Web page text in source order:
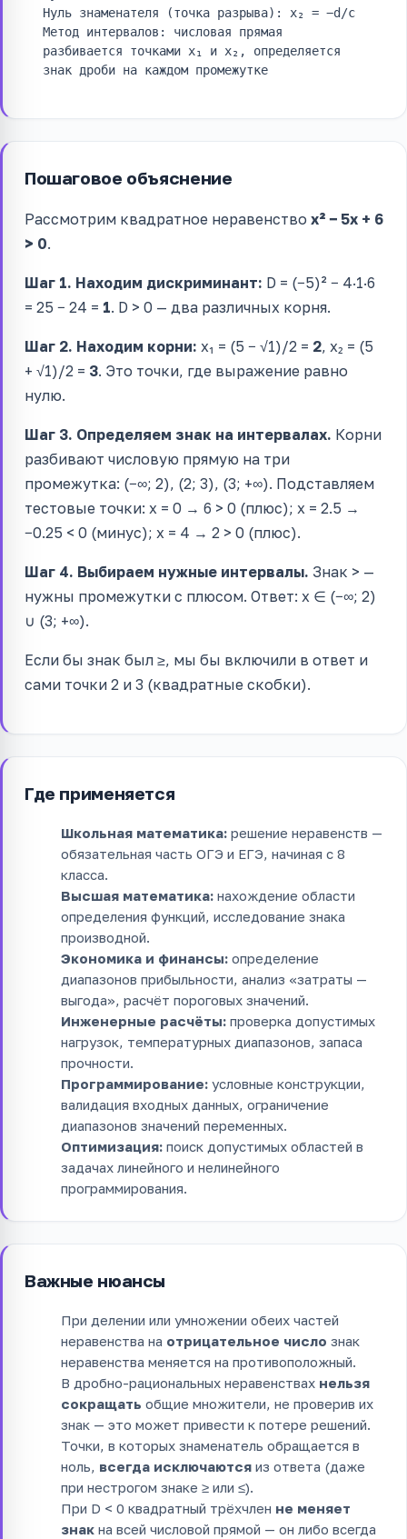
Нуль знаменателя (точка разрыва): x₂ = −d/c
Метод интервалов: числовая прямая
разбивается точками x₁ и x₂, определяется
знак дроби на каждом промежутке
Пошаговое объяснение
Рассмотрим квадратное неравенство x² − 5x + 6
> 0.
Шаг 1. Находим дискриминант: D = (−5)² − 4·1·6
= 25 − 24 = 1. D > 0 — два различных корня.
Шаг 2. Находим корни: x₁ = (5 − √1)/2 = 2, x₂ = (5
+ √1)/2 = 3. Это точки, где выражение равно
нулю.
Шаг 3. Определяем знак на интервалах. Корни
разбивают числовую прямую на три
промежутка: (−∞; 2), (2; 3), (3; +∞). Подставляем
тестовые точки: x = 0 → 6 > 0 (плюс); x = 2.5 →
−0.25 < 0 (минус); x = 4 → 2 > 0 (плюс).
Шаг 4. Выбираем нужные интервалы. Знак > —
нужны промежутки с плюсом. Ответ: x ∈ (−∞; 2)
∪ (3; +∞).
Если бы знак был ≥, мы бы включили в ответ и
сами точки 2 и 3 (квадратные скобки).
Где применяется
Школьная математика: решение неравенств —
обязательная часть ОГЭ и ЕГЭ, начиная с 8
класса.
Высшая математика: нахождение области
определения функций, исследование знака
производной.
Экономика и финансы: определение
диапазонов прибыльности, анализ «затраты —
выгода», расчёт пороговых значений.
Инженерные расчёты: проверка допустимых
нагрузок, температурных диапазонов, запаса
прочности.
Программирование: условные конструкции,
валидация входных данных, ограничение
диапазонов значений переменных.
Оптимизация: поиск допустимых областей в
задачах линейного и нелинейного
программирования.
Важные нюансы
При делении или умножении обеих частей
неравенства на отрицательное число знак
неравенства меняется на противоположный.
В дробно-рациональных неравенствах нельзя
сокращать общие множители, не проверив их
знак — это может привести к потере решений.
Точки, в которых знаменатель обращается в
ноль, всегда исключаются из ответа (даже
при нестрогом знаке ≥ или ≤).
При D < 0 квадратный трёхчлен не меняет
знак на всей числовой прямой — он либо всегда